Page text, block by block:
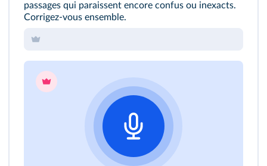
passages qui paraissent encore confus ou inexacts.
Corrigez‑vous ensemble.